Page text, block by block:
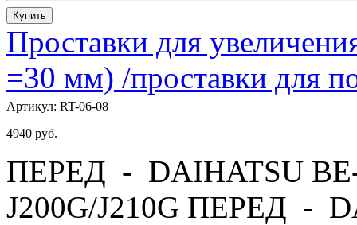
Купить
Проставки для
=30 мм) /проставки для
Артикул: RT-06-08
4940 руб.
ПЕРЕД - DAIHATSU
J200G/J210G ПЕРЕД -